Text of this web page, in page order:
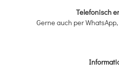
Telefonisch
Gerne auch per